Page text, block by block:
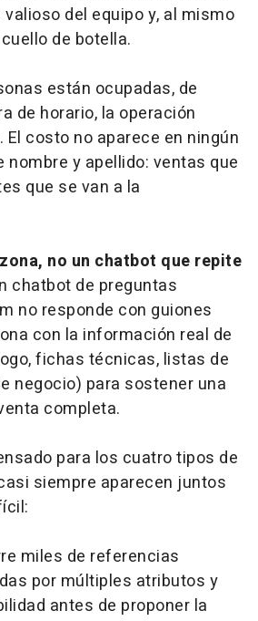
del equipo y, al mismo
de botella.
están ocupadas, de
de horario, la operación
costo no aparece en ningún
nombre y apellido: ventas que
que se van a la
no un chatbot que repite
chatbot de preguntas
no responde con guiones
con la información real de
fichas técnicas, listas de
negocio) para sostener una
completa.
para los cuatro tipos de
siempre aparecen juntos
miles de referencias
por múltiples atributos y
antes de proponer la